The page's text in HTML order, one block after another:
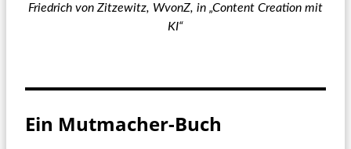
Friedrich von Zitzewitz, WvonZ, in „Content Creation mit
KI“
Ein Mutmacher-Buch